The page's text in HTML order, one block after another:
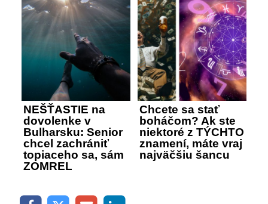
NEŠŤASTIE na
dovolenke v
Bulharsku: Senior
chcel zachrániť
topiaceho sa, sám
ZOMREL
Chcete sa stať
boháčom? Ak ste
niektoré z TÝCHTO
znamení, máte vraj
najväčšiu šancu